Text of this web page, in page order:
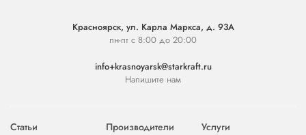
Красноярск, ул. Карла Маркса, д. 93А
пн-пт с 8:00 до 20:00
info+krasnoyarsk@starkraft.ru
Напишите нам
Статьи Производители
Услуги